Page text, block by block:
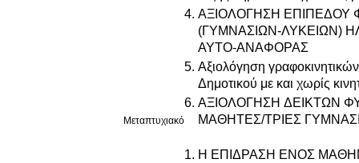
Μεταπτυχιακό
ΑΞΙΟΛΟΓΗΣΗ ΕΠΙΠΕΔΟΥ
(ΓΥΜΝΑΣΙΩΝ-ΛΥΚΕΙΩΝ)
ΑΥΤΟ-ΑΝΑΦΟΡΑΣ
Αξιολόγηση
Δημοτικού με και χωρίς
ΑΞΙΟΛΟΓΗΣΗ ΔΕΙΚΤΩΝ
ΜΑΘΗΤΕΣ/ΤΡΙΕΣ
Η ΕΠΙΔΡΑΣΗ ΕΝΟΣ